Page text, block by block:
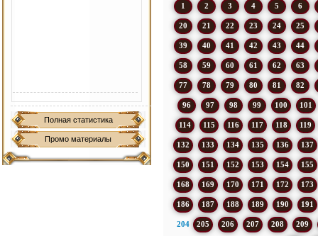
Полная статистика
Промо материалы
1 2 3 4 5 6
20 21 22 23 24 25
39 40 41 42 43 44
58 59 60 61 62 63
77 78 79 80 81 82
96 97 98 99 100 101
114 115 116 117 118 119
132 133 134 135 136 137
150 151 152 153 154 155
168 169 170 171 172 173
186 187 188 189 190 191
204 205 206 207 208 209